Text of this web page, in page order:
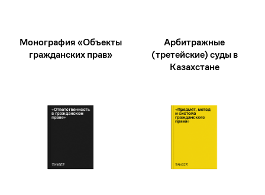
Монография «Объекты
гражданских прав»
Арбитражные
(третейские) суды в
Казахстане